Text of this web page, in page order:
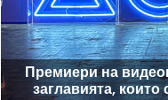
Премиери на
заглавията, които